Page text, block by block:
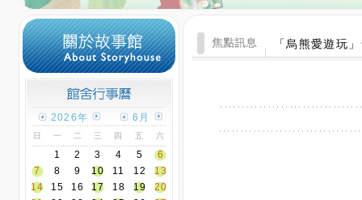
2026年 6月
日 一 二 三 四 五 六
1 2 3 4 5
6
7
8 9 10 11 12
13
14
15 16 17 18 19
20
「烏熊愛遊玩